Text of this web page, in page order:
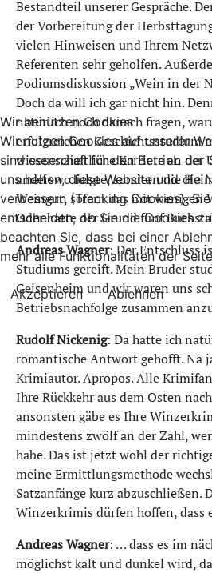
Bestandteil unserer Gespräche.
der Vorbereitung der
vielen Hinweisen und Ihrem
Referenten sehr geholfen.
Podiumsdiskussion „Wein in der
Doch da will ich gar nicht hin.
natürlich noch danach fragen,
erfolgreichen Geschichtsstudium
wissenschaftliche Karriere an der
anderswo folgte, sondern die
Weingut, sofern das mit wenigen
Oder hatte der Grund fünf
Andreas Wagner: Der Entschluss
Studiums gereift. Mein Bruder
Geisenheim und wir waren uns
Betriebsnachfolge zusammen
Rudolf Nickenig: Da hatte ich
romantische Antwort gehofft. Na
Krimiautor. Apropos. Alle
Ihre Rückkehr aus dem Osten
ansonsten gäbe es Ihre
mindestens zwölf an der Zahl,
habe. Das ist jetzt wohl der
meine Ermittlungsmethode
Satzanfänge kurz abzuschließen.
Winzerkrimis dürfen hoffen, dass
Andreas Wagner: … dass es im
möglichst kalt und dunkel wird,
Wir benutzen Cookies
Wir nutzen Cookies auf unserer
sind essenziell für den Betrieb der
uns helfen, diese Website und die
verbessern (Tracking Cookies).
entscheiden, ob Sie die Cookies
beachten Sie, dass bei einer
mehr alle Funktionalitäten der
Akzeptieren Ablehnen